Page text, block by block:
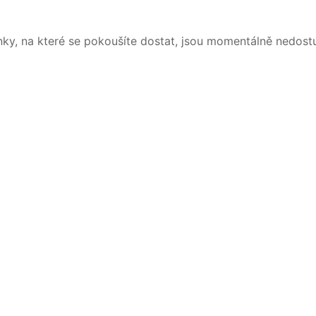
na které se pokoušíte dostat, jsou momentálně